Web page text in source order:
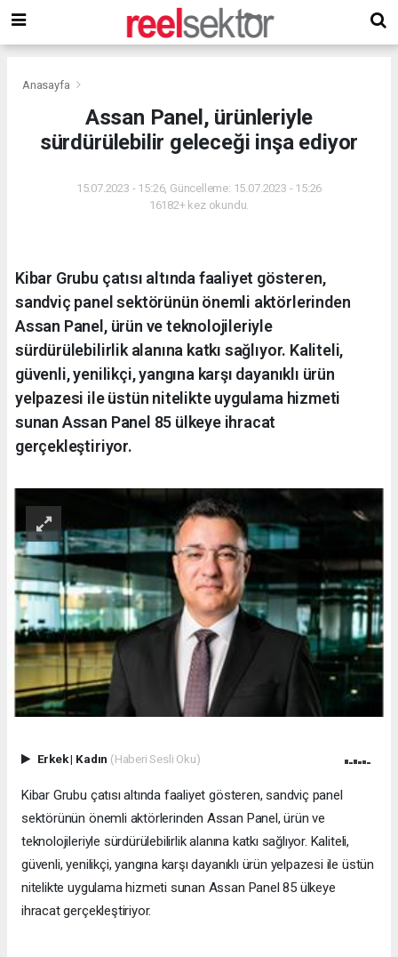
Anasayfa
Assan Panel, ürünleriyle
sürdürülebilir geleceği inşa ediyor
15.07.2023 - 15:26, Güncelleme: 15.07.2023 - 15:26
16182+ kez okundu.
Kibar Grubu çatısı altında faaliyet gösteren,
sandviç panel sektörünün önemli aktörlerinden
Assan Panel, ürün ve teknolojileriyle
sürdürülebilirlik alanına katkı sağlıyor. Kaliteli,
güvenli, yenilikçi, yangına karşı dayanıklı ürün
yelpazesi ile üstün nitelikte uygulama hizmeti
sunan Assan Panel 85 ülkeye ihracat
gerçekleştiriyor.
Erkek| Kadın (Haberi Sesli Oku)
Kibar Grubu çatısı altında faaliyet gösteren, sandviç panel
sektörünün önemli aktörlerinden Assan Panel, ürün ve
teknolojileriyle sürdürülebilirlik alanına katkı sağlıyor. Kaliteli,
güvenli, yenilikçi, yangına karşı dayanıklı ürün yelpazesi ile üstün
nitelikte uygulama hizmeti sunan Assan Panel 85 ülkeye
ihracat gerçekleştiriyor.